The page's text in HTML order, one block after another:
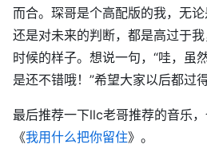
而合。琛哥是个高配版的我，无
还是对未来的判断，都是高过于
时候的样子。想说一句，“哇，虽
是还不错哦！”希望大家以后都过
最后推荐一下llc老哥推荐的音乐
《我用什么把你留住》。